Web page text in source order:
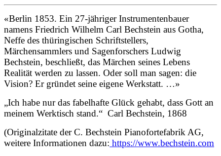
«Berlin 1853. Ein 27-jähriger Instrumentenbauer
namens Friedrich Wilhelm Carl Bechstein aus Gotha,
Neffe des thüringischen Schriftstellers,
Märchensammlers und Sagenforschers Ludwig
Bechstein, beschließt, das Märchen seines Lebens
Realität werden zu lassen. Oder soll man sagen: die
Vision? Er gründet seine eigene Werkstatt. …»
„Ich habe nur das fabelhafte Glück gehabt, dass Gott an
meinem Werktisch stand.“ Carl Bechstein, 1868
(Originalzitate der C. Bechstein Pianofortefabrik AG,
weitere Informationen dazu: https://www.bechstein.com